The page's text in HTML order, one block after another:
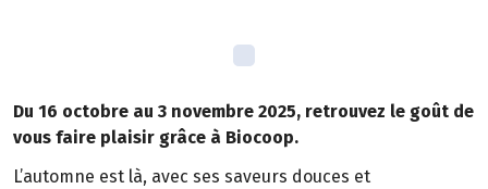
Du 16 octobre au 3 novembre 2025, retrouvez le goût de
vous faire plaisir grâce à Biocoop.
L’automne est là, avec ses saveurs douces et